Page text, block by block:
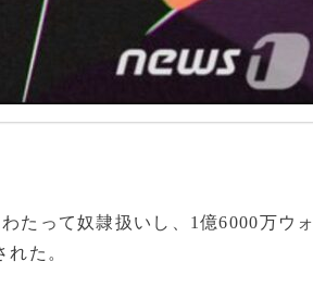
たって奴隷扱いし、1億6000万ウォ
た。